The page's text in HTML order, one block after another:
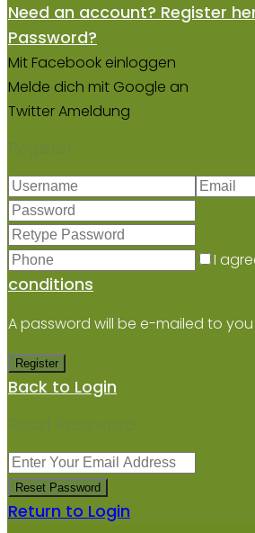
Need an account? Register
Password?
Mit Facebook einloggen
Melde dich mit Google an
Twitter Ameldung
Register
I
conditions
A password will be e-mailed to you
Register
Back to Login
Reset Password
Reset Password
Return to Login